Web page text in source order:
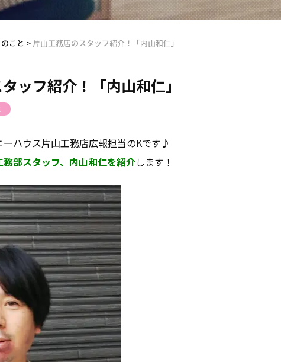
こと > 片山工務店のスタッフ紹介！「内山和仁」
ッフ紹介！「内山和仁」
ハウス片山工務店広報担当のKです♪
務部スタッフ、内山和仁を紹介します！